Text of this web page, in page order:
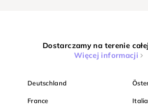
Dostarczamy na terenie
Więcej informacji
Deutschland
France Italia